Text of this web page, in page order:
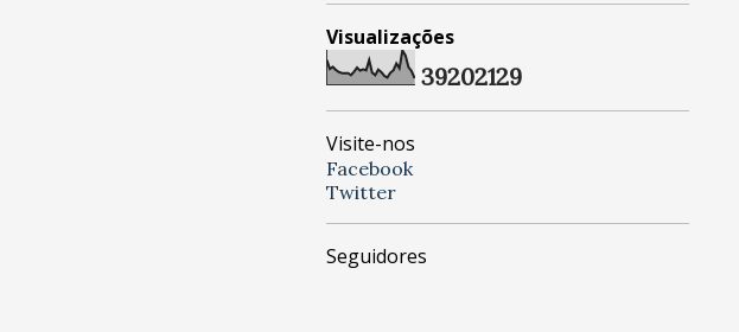
Visualizações
39202129
Visite-nos
Facebook
Twitter
Seguidores